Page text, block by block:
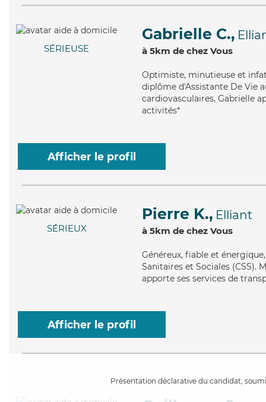
SÉRIEUSE
Gabrielle C.,
à 5km de chez Vous
Optimiste, minutieuse et
diplôme d'Assistante De Vie
cardiovasculaires, Gabrielle
activités*
Afficher le profil
SÉRIEUX
Pierre K., Elliant
à 5km de chez Vous
Généreux, fiable et
Sanitaires et Sociales (CSS).
apporte ses services de
Afficher le profil
Présentation déclarative du candidat,